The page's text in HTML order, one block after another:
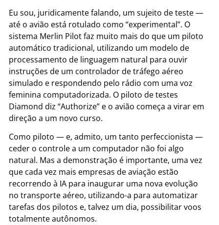
Eu sou, juridicamente falando, um sujeito de teste —
até o avião está rotulado como “experimental”. O
sistema Merlin Pilot faz muito mais do que um piloto
automático tradicional, utilizando um modelo de
processamento de linguagem natural para ouvir
instruções de um controlador de tráfego aéreo
simulado e respondendo pelo rádio com uma voz
feminina computadorizada. O piloto de testes
Diamond diz “Authorize” e o avião começa a virar em
direção a um novo curso.
Como piloto — e, admito, um tanto perfeccionista —
ceder o controle a um computador não foi algo
natural. Mas a demonstração é importante, uma vez
que cada vez mais empresas de aviação estão
recorrendo à IA para inaugurar uma nova evolução
no transporte aéreo, utilizando-a para automatizar
tarefas dos pilotos e, talvez um dia, possibilitar voos
totalmente autônomos.